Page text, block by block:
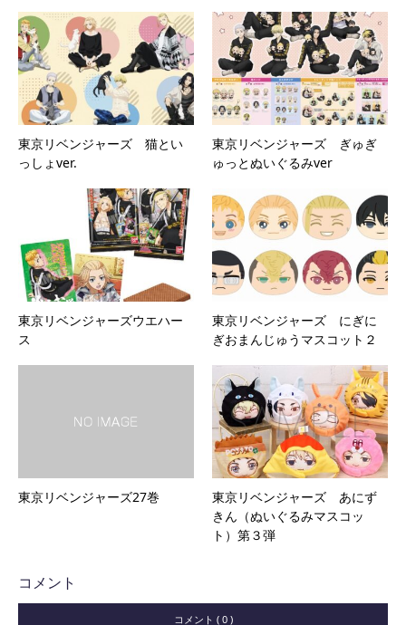
東京リベンジャーズ 猫とい
っしょver.
東京リベンジャーズ ぎゅぎ
ゅっとぬいぐるみver
東京リベンジャーズウエハー
ス
東京リベンジャーズ にぎに
ぎおまんじゅうマスコット２
東京リベンジャーズ27巻
東京リベンジャーズ あにず
きん（ぬいぐるみマスコッ
ト）第３弾
コメント
コメント ( 0 )